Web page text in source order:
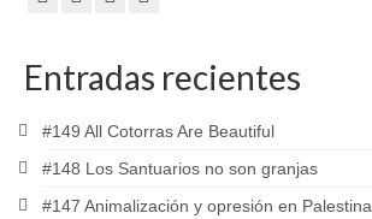
Entradas recientes
#149 All Cotorras Are Beautiful
#148 Los Santuarios no son granjas
#147 Animalización y opresión en Palestina